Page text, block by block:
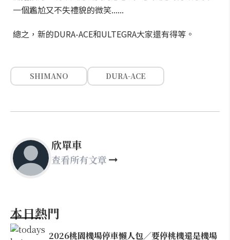
一個尷尬又不失禮貌的微笑......
總之，新的DURA-ACE和ULTEGRA大家還有得等。
SHIMANO DURA-ACE
欣單車
查看所有文章
本日熱門
2026桃園機場停車懶人包／要停桃機還是機場